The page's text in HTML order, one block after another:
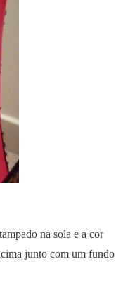
na sola e a cor
junto com um fundo